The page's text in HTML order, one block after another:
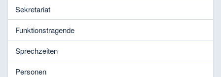
Sekretariat
Funktionstragende
Sprechzeiten
Personen